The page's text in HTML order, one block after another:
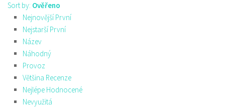
Sort by: Ověřeno
Nejnovější První
Nejstarší První
Název
Náhodný
Provoz
Většina Recenze
Nejlépe Hodnocené
Nevyužitá